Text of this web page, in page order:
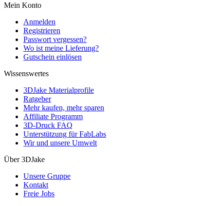
Mein Konto
Anmelden
Registrieren
Passwort vergessen?
Wo ist meine Lieferung?
Gutschein einlösen
Wissenswertes
3DJake Materialprofile
Ratgeber
Mehr kaufen, mehr sparen
Affiliate Programm
3D-Druck FAQ
Unterstützung für FabLabs
Wir und unsere Umwelt
Über 3DJake
Unsere Gruppe
Kontakt
Freie Jobs